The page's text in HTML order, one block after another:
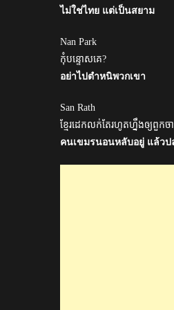
ไม่ใช่ไทย แต่เป็นสยาม
Nan Park
កុំបន្ទោសគេ?
อย่าไปตำหนิพวกเขา
San Rath
ខ្មែរដេកលក់តែរហូតហ្នឹងឲ្យពួកច
คนเขมรนอนหลับอยู่ แล้ว